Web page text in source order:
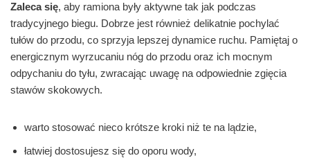
Zaleca się, aby ramiona były aktywne tak jak podczas
tradycyjnego biegu. Dobrze jest również delikatnie pochylać
tułów do przodu, co sprzyja lepszej dynamice ruchu. Pamiętaj o
energicznym wyrzucaniu nóg do przodu oraz ich mocnym
odpychaniu do tyłu, zwracając uwagę na odpowiednie zgięcia
stawów skokowych.
warto stosować nieco krótsze kroki niż te na lądzie,
łatwiej dostosujesz się do oporu wody,